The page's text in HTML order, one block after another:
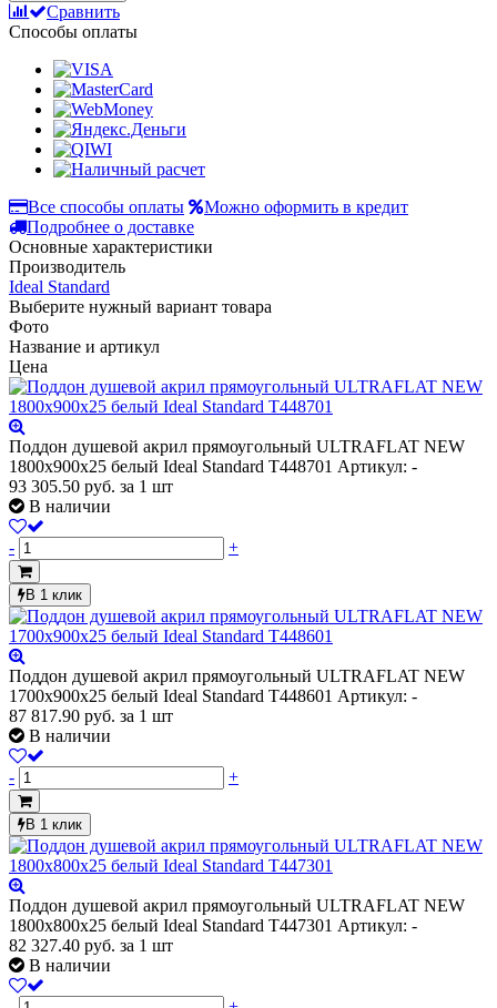
Сравнить
Способы оплаты
Все способы оплаты
Можно оформить в кредит
Подробнее о доставке
Основные характеристики
Производитель
Ideal Standard
Выберите нужный вариант товара
Фото
Название и артикул
Цена
Поддон душевой акрил прямоугольный ULTRAFLAT NEW
1800х900х25 белый Ideal Standard T448701 Артикул: -
93 305.50 руб. за 1 шт
В наличии
- +
В 1 клик
Поддон душевой акрил прямоугольный ULTRAFLAT NEW
1700х900х25 белый Ideal Standard T448601 Артикул: -
87 817.90 руб. за 1 шт
В наличии
- +
В 1 клик
Поддон душевой акрил прямоугольный ULTRAFLAT NEW
1800х800х25 белый Ideal Standard T447301 Артикул: -
82 327.40 руб. за 1 шт
В наличии